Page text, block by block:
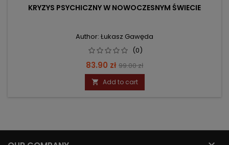
KRYZYS PSYCHICZNY W NOWOCZESNYM ŚWIECIE
Author: Łukasz Gawęda
(0)
Price
83.90 zł Regular
price
99.00 zł
 Add to cart